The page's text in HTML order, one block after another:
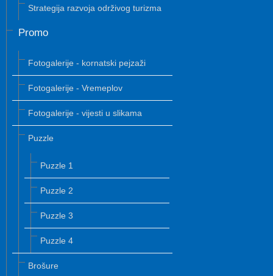
Strategija razvoja održivog turizma
Promo
Fotogalerije - kornatski pejzaži
Fotogalerije - Vremeplov
Fotogalerije - vijesti u slikama
Puzzle
Puzzle 1
Puzzle 2
Puzzle 3
Puzzle 4
Brošure